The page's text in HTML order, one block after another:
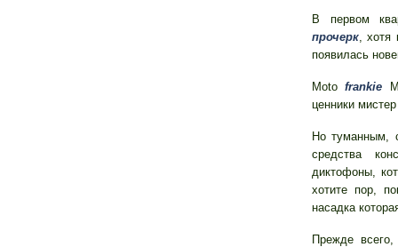
В первом
прочерк, хотя
появилась
Motofrankie
ценники
Но туманным,
средства
диктофоны,
хотите пор,
насадка
Прежде